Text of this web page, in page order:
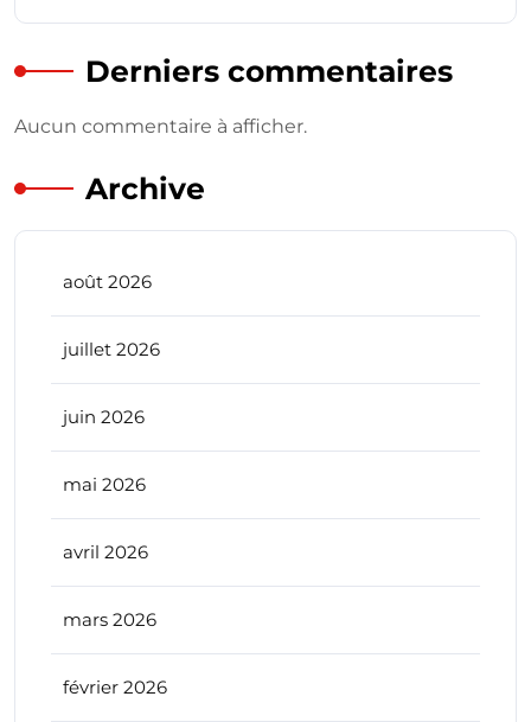
Derniers commentaires
Aucun commentaire à afficher.
Archive
août 2026
juillet 2026
juin 2026
mai 2026
avril 2026
mars 2026
février 2026